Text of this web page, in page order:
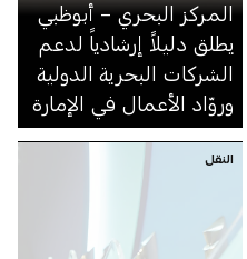
المركز البحري – أبوظبي
يطلق دليلاً إرشادياً لدعم
الشركات البحرية الدولية
وروّاد الأعمال في الإمارة
النقل